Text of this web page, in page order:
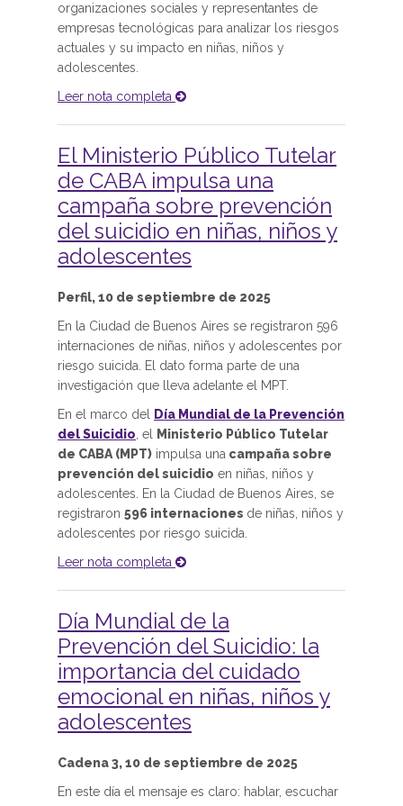
organizaciones sociales y representantes de
empresas tecnológicas para analizar los riesgos
actuales y su impacto en niñas, niños y
adolescentes.
Leer nota completa
El Ministerio Público Tutelar
de CABA impulsa una
campaña sobre prevención
del suicidio en niñas, niños y
adolescentes
Perfil, 10 de septiembre de 2025
En la Ciudad de Buenos Aires se registraron 596
internaciones de niñas, niños y adolescentes por
riesgo suicida. El dato forma parte de una
investigación que lleva adelante el MPT.
En el marco del
Día Mundial de la Prevención
del Suicidio , el
Ministerio Público Tutelar
de CABA (MPT) impulsa una campaña sobre
prevención del suicidio en niñas, niños y
adolescentes. En la Ciudad de Buenos Aires, se
registraron 596 internaciones de niñas, niños y
adolescentes por riesgo suicida.
Leer nota completa
Día Mundial de la
Prevención del Suicidio: la
importancia del cuidado
emocional en niñas, niños y
adolescentes
Cadena 3, 10 de septiembre de 2025
En este día el mensaje es claro: hablar, escuchar